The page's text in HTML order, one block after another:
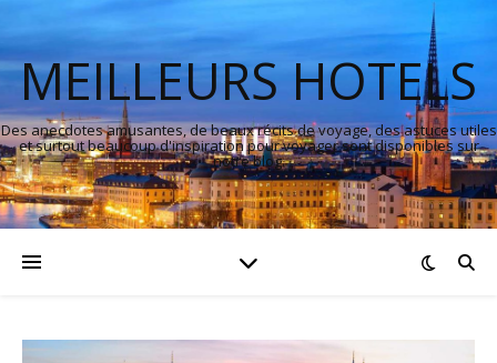
MEILLEURS HOTELS
Des anecdotes amusantes, de beaux récits de voyage, des astuces utiles
et surtout beaucoup d'inspiration pour voyager sont disponibles sur
notre blog.